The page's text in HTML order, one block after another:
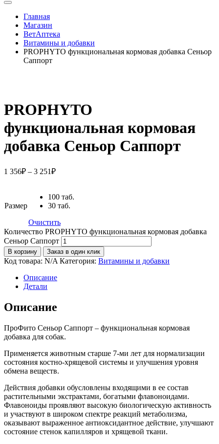
Главная
Магазин
ВетАптека
Витамины и добавки
PROPHYTO функциональная кормовая добавка Сеньор
Саппорт
PROPHYTO
функциональная кормовая
добавка Сеньор Саппорт
1 356₽ – 3 251₽
Размер
100 таб.
30 таб.
Очистить
Количество PROPHYTO функциональная кормовая добавка
Сеньор Саппорт
В корзину Заказ в один клик
Код товара: N/A Категория: Витамины и добавки
Описание
Детали
Описание
ПроФито Сеньор Саппорт – функциональная кормовая
добавка для собак.
Применяется животным старше 7-ми лет для нормализации
состояния костно-хрящевой системы и улучшения уровня
обмена веществ.
Действия добавки обусловлены входящими в ее состав
растительными экстрактами, богатыми флавоноидами.
Флавоноиды проявляют высокую биологическую активность
и участвуют в широком спектре реакций метаболизма,
оказывают выраженное антиоксидантное действие, улучшают
состояние стенок капилляров и хрящевой ткани.